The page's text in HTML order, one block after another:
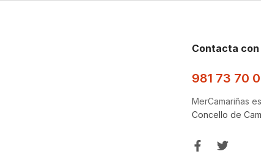
Contacta
981 73 70
MerCamariñas
Concello de